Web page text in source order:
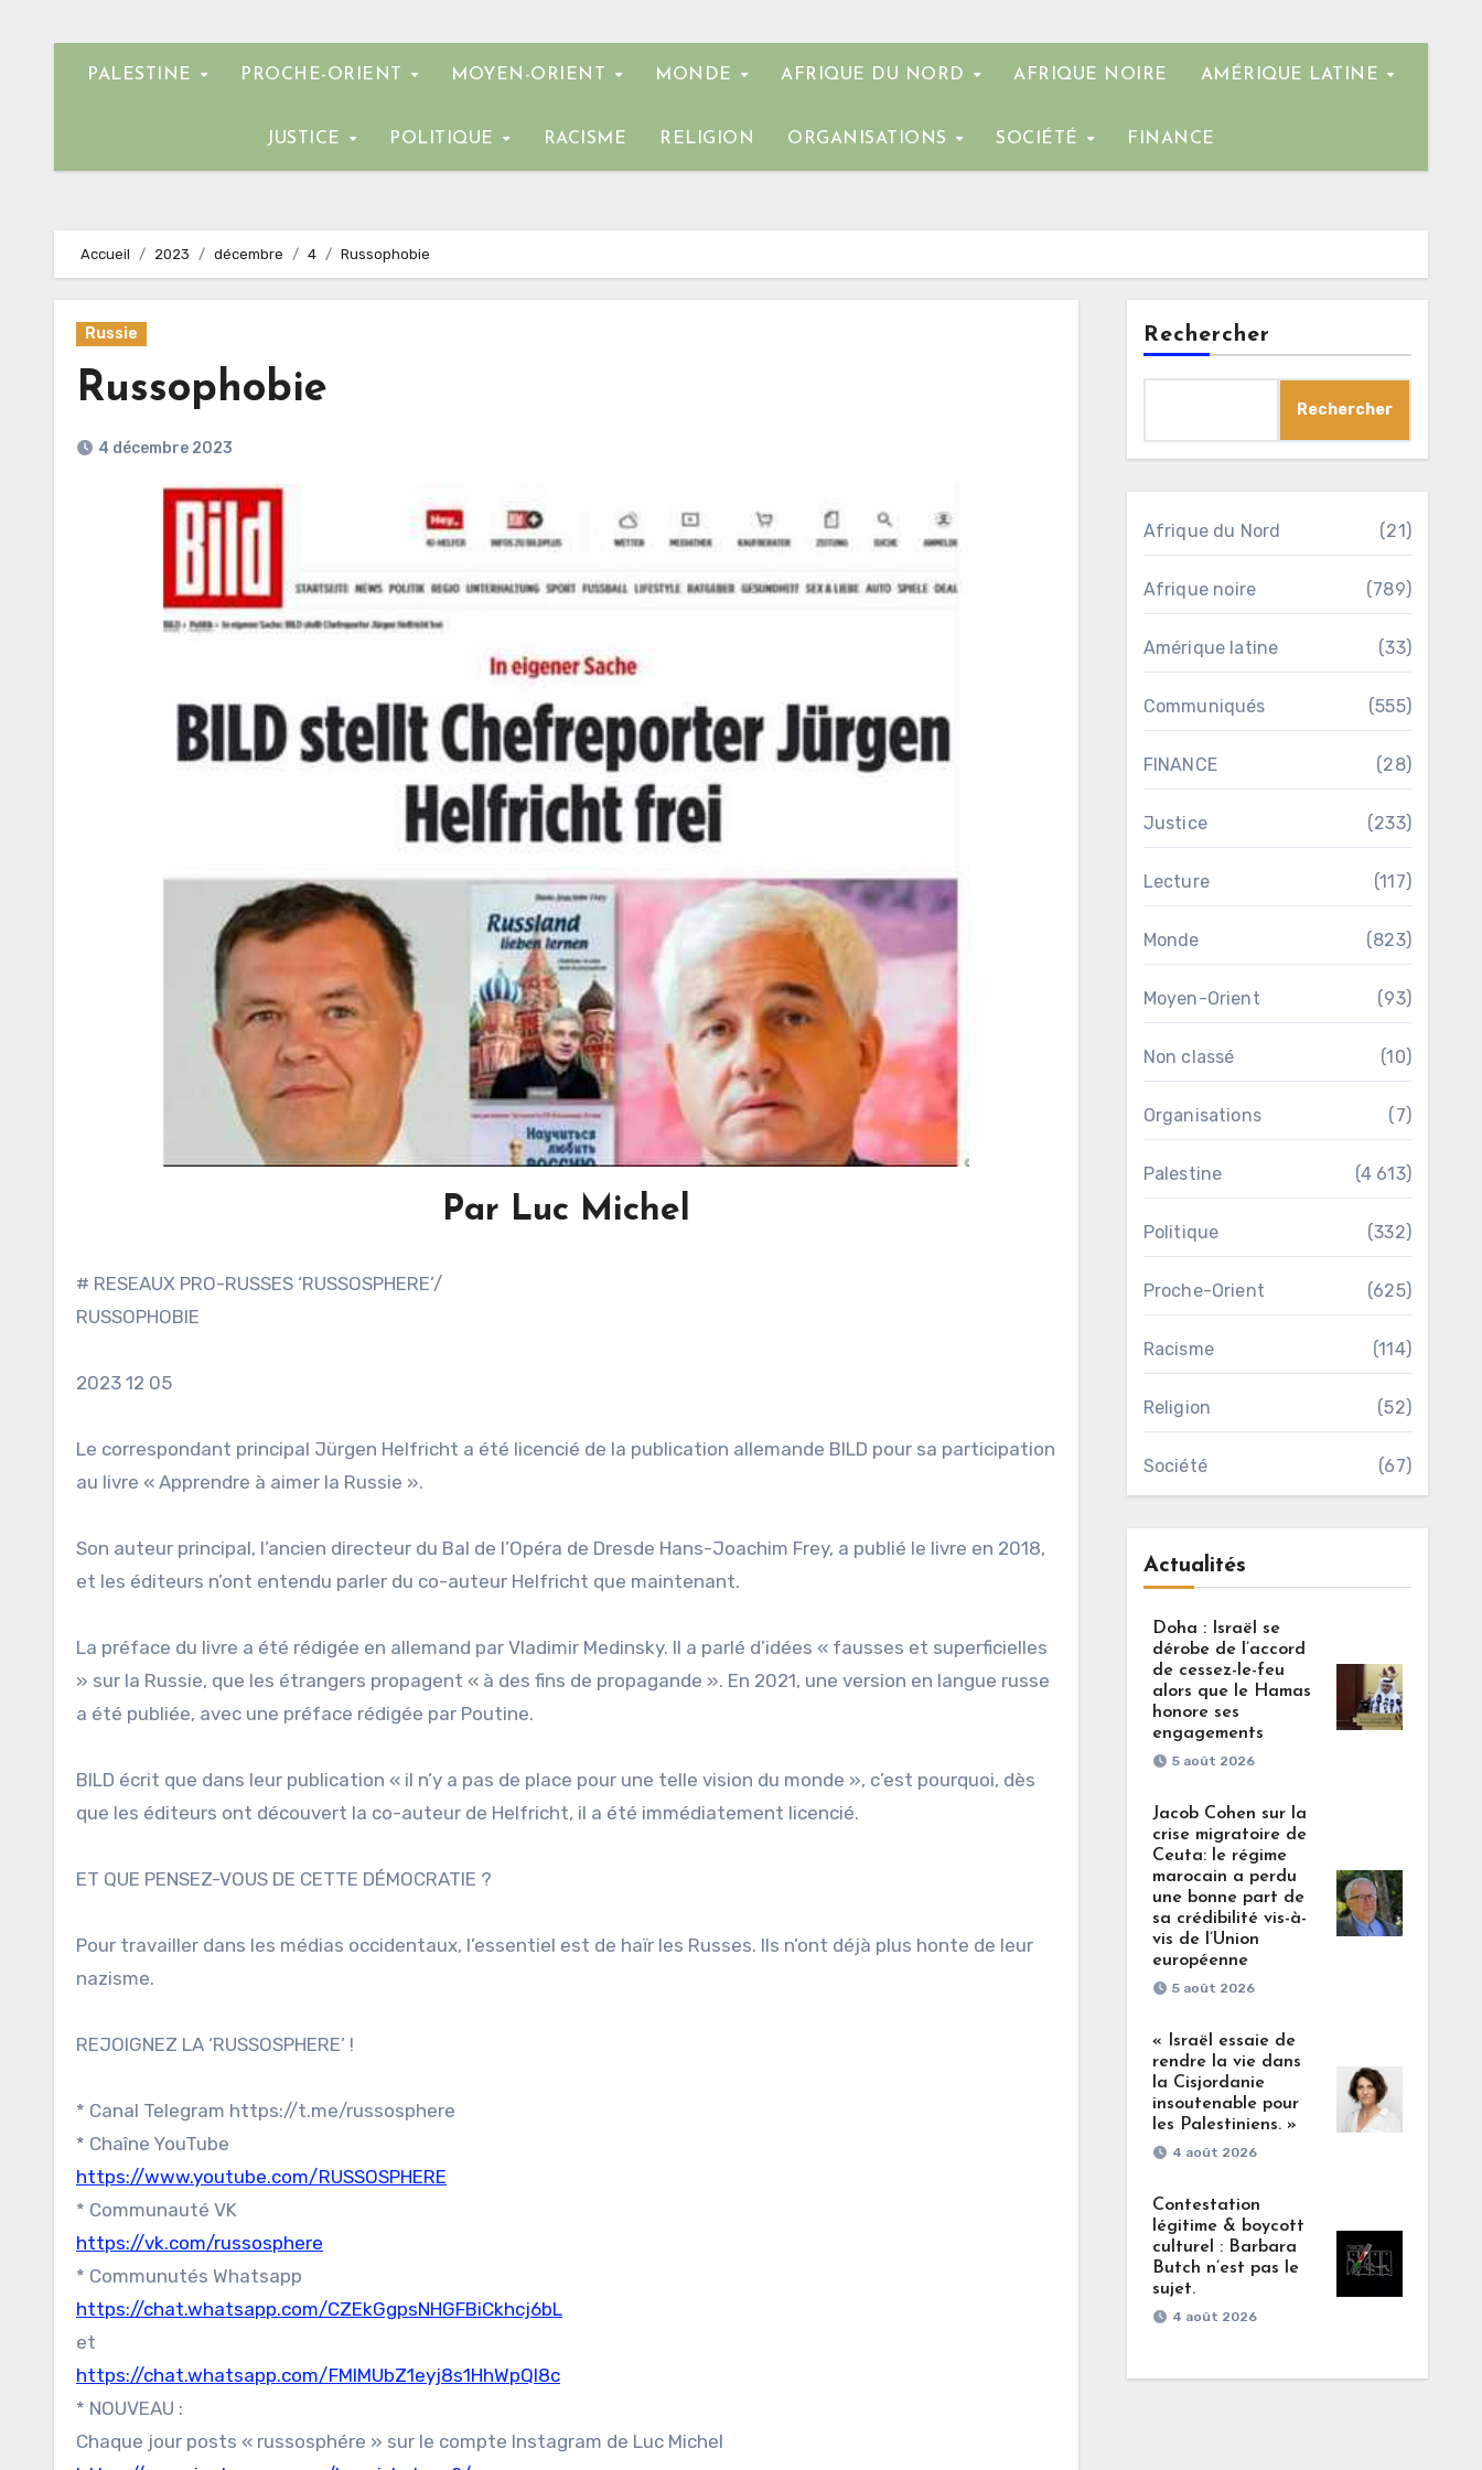
PALESTINE PROCHE-ORIENT MOYEN-ORIENT MONDE AFRIQUE DU NORD AFRIQUE NOIRE AMÉRIQUE LATINE
JUSTICE POLITIQUE RACISME RELIGION ORGANISATIONS SOCIÉTÉ FINANCE
Accueil 2023 décembre 4 Russophobie
Russie
Russophobie
4 décembre 2023
Par Luc Michel
# RESEAUX PRO-RUSSES ‘RUSSOSPHERE’/
RUSSOPHOBIE
2023 12 05
Le correspondant principal Jürgen Helfricht a été licencié de la publication allemande BILD pour sa participation
au livre « Apprendre à aimer la Russie ».
Son auteur principal, l’ancien directeur du Bal de l’Opéra de Dresde Hans-Joachim Frey, a publié le livre en 2018,
et les éditeurs n’ont entendu parler du co-auteur Helfricht que maintenant.
La préface du livre a été rédigée en allemand par Vladimir Medinsky. Il a parlé d’idées « fausses et superficielles
» sur la Russie, que les étrangers propagent « à des fins de propagande ». En 2021, une version en langue russe
a été publiée, avec une préface rédigée par Poutine.
BILD écrit que dans leur publication « il n’y a pas de place pour une telle vision du monde », c’est pourquoi, dès
que les éditeurs ont découvert la co-auteur de Helfricht, il a été immédiatement licencié.
ET QUE PENSEZ-VOUS DE CETTE DÉMOCRATIE ?
Pour travailler dans les médias occidentaux, l’essentiel est de haïr les Russes. Ils n’ont déjà plus honte de leur
nazisme.
REJOIGNEZ LA ‘RUSSOSPHERE’ !
* Canal Telegram https://t.me/russosphere
* Chaîne YouTube
https://www.youtube.com/RUSSOSPHERE
* Communauté VK
https://vk.com/russosphere
* Communutés Whatsapp
https://chat.whatsapp.com/CZEkGgpsNHGFBiCkhcj6bL
et
https://chat.whatsapp.com/FMlMUbZ1eyj8s1HhWpQl8c
* NOUVEAU :
Chaque jour posts « russosphére » sur le compte Instagram de Luc Michel
Rechercher
Rechercher
Afrique du Nord (21)
Afrique noire (789)
Amérique latine (33)
Communiqués (555)
FINANCE (28)
Justice (233)
Lecture (117)
Monde (823)
Moyen-Orient (93)
Non classé (10)
Organisations (7)
Palestine (4 613)
Politique (332)
Proche-Orient (625)
Racisme (114)
Religion (52)
Société (67)
Actualités
Doha : Israël se
dérobe de l’accord
de cessez-le-feu
alors que le Hamas
honore ses
engagements
5 août 2026
Jacob Cohen sur la
crise migratoire de
Ceuta: le régime
marocain a perdu
une bonne part de
sa crédibilité vis-à-
vis de l’Union
européenne
5 août 2026
« Israël essaie de
rendre la vie dans
la Cisjordanie
insoutenable pour
les Palestiniens. »
4 août 2026
Contestation
légitime & boycott
culturel : Barbara
Butch n’est pas le
sujet.
4 août 2026